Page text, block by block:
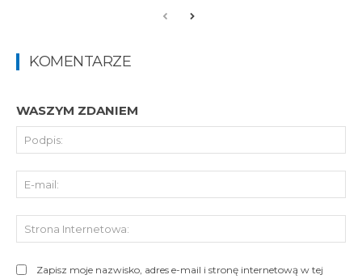
KOMENTARZE
WASZYM ZDANIEM
Zapisz moje nazwisko, adres e-mail i stronę internetową w tej